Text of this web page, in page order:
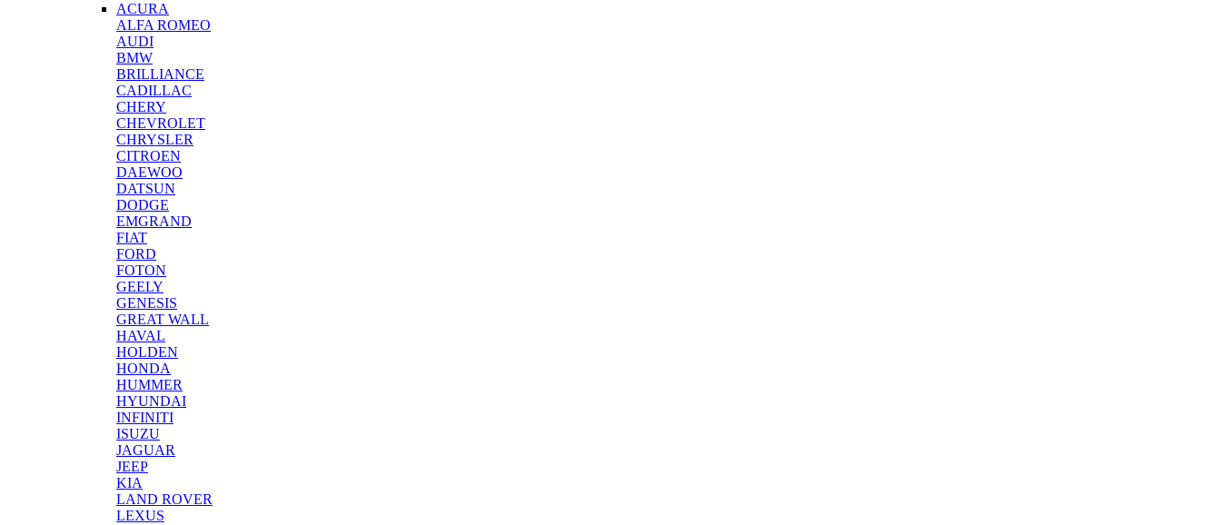
ACURA
ALFA ROMEO
AUDI
BMW
BRILLIANCE
CADILLAC
CHERY
CHEVROLET
CHRYSLER
CITROEN
DAEWOO
DATSUN
DODGE
EMGRAND
FIAT
FORD
FOTON
GEELY
GENESIS
GREAT WALL
HAVAL
HOLDEN
HONDA
HUMMER
HYUNDAI
INFINITI
ISUZU
JAGUAR
JEEP
KIA
LAND ROVER
LEXUS